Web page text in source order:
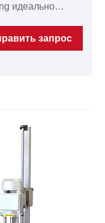
идеально
подачи
мобильных
гибких
запрос